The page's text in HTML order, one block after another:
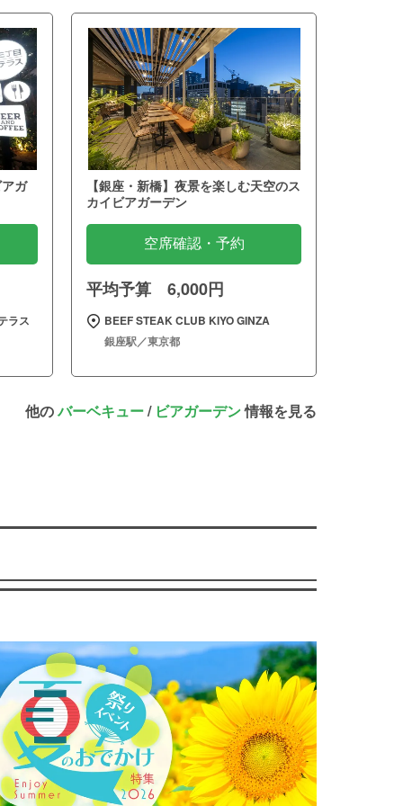
ガ
ラス
【銀座・新橋】夜景を楽しむ天空のス
カイビアガーデン
空席確認・予約
平均予算 6,000円
BEEF STEAK CLUB KIYO GINZA
銀座駅／東京都
他のバーベキュー/ ビアガーデン情報を見る